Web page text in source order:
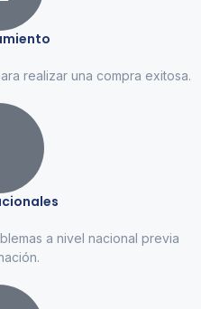
realizar una compra exitosa.
a nivel nacional previa